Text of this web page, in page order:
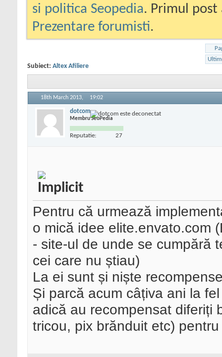
si politica Seopedia. Primul
Prezentare forumisti.
Subiect: Altex Afiliere
18th March 2013, 19:02
dotcom
Membru SeoPedia
Reputatie: 27
Pentru că urmează
o mică idee elite.envato.com
- site-ul de unde se cumpără
cei care nu știau)
La ei sunt și niște
Și parcă acum câțiva ani la
adică au recompensat diferiți
tricou, pix brănduit etc)